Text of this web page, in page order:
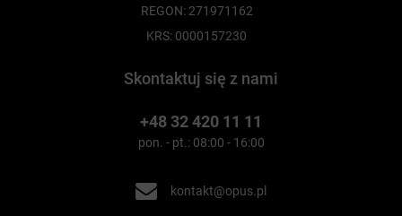
REGON: 271971162
KRS: 0000157230
Skontaktuj się z nami
+48 32 420 11 11
pon. - pt.: 08:00 - 16:00
kontakt@opus.pl